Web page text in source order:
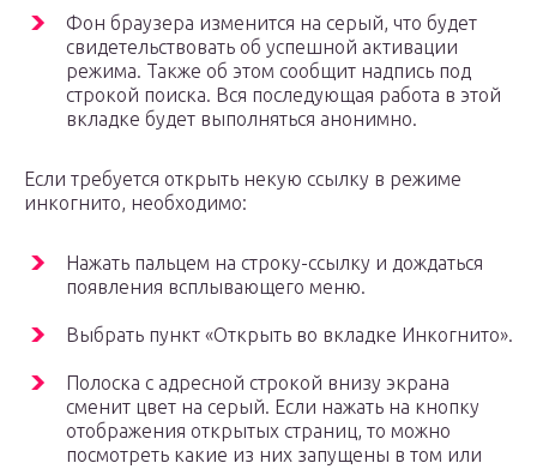
Фон браузера изменится на серый, что будет
свидетельствовать об успешной активации
режима. Также об этом сообщит надпись под
строкой поиска. Вся последующая работа в этой
вкладке будет выполняться анонимно.
Если требуется открыть некую ссылку в режиме
инкогнито, необходимо:
Нажать пальцем на строку-ссылку и дождаться
появления всплывающего меню.
Выбрать пункт «Открыть во вкладке Инкогнито».
Полоска с адресной строкой внизу экрана
сменит цвет на серый. Если нажать на кнопку
отображения открытых страниц, то можно
посмотреть какие из них запущены в том или